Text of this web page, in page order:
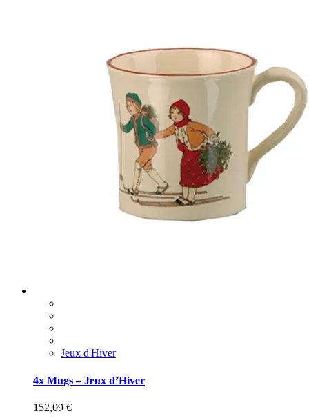
Jeux d'Hiver
4x Mugs – Jeux d’Hiver
152,09 €